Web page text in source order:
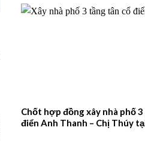
Chốt hợp đồng xây nhà phố
điển Anh Thanh – Chị Thúy